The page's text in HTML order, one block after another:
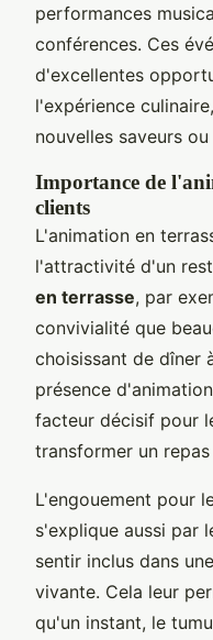
performances
conférences. Ces
d'excellentes
l'expérience
nouvelles saveurs
Importance de
clients
L'animation en
l'attractivité d'un
en terrasse, par
convivialité que
choisissant de dîner
présence
facteur décisif pour
transformer un
L'engouement pour
s'explique aussi par
sentir inclus dans
vivante. Cela leur
qu'un instant, le